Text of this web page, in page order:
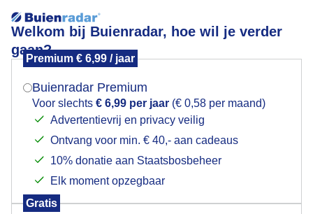
Welkom bij Buienradar, hoe wil je verder
gaan?
Premium € 6,99 / jaar
Buienradar Premium
Voor slechts € 6,99 per jaar (€ 0,58 per maand)
Advertentievrij en privacy veilig
Ontvang voor min. € 40,- aan cadeaus
10% donatie aan Staatsbosbeheer
Elk moment opzegbaar
Gratis
muntgoudhaantje
Mogen we je locatie gebruiken voor het
Indien je hier nog geen akkoord op hebt gegeven,
verschijnt er zo een pop-up uit je browser waarin
Is goed, toon de popup